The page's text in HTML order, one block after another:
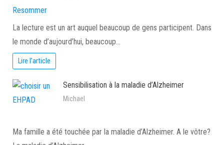
La lecture est un art auquel beaucoup de gens participent. Dans
le monde d’aujourd’hui, beaucoup…
Lire l'article
Sensibilisation à la maladie d’Alzheimer
Michael
Ma famille a été touchée par la maladie d’Alzheimer. A le vôtre?